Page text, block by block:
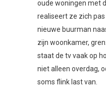
oude woningen met
realiseert ze zich
nieuwe buurman
zijn woonkamer,
staat de tv vaak op
niet alleen overdag,
soms flink last van.